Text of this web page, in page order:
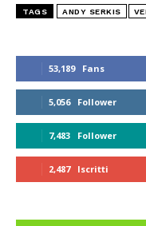
53,189 Fans
5,056 Follower
7,483 Follower
2,487 Iscritti
TAGS ANDY SERKIS